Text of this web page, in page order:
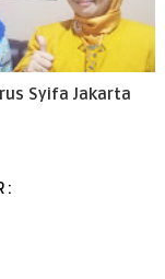
Syifa Jakarta